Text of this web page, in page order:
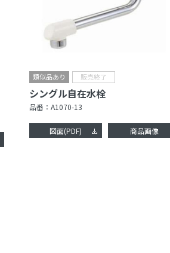
シングル自在水栓
品番： A1070-13
図面(PDF) 商品画像